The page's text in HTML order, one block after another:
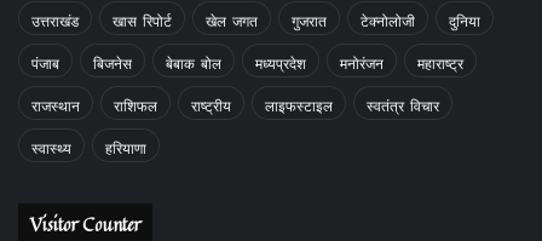
उत्तराखंड खास रिपोर्ट खेल जगत गुजरात टेक्नोलोजी दुनिया
पंजाब बिजनेस बेबाक बोल मध्यप्रदेश मनोरंजन महाराष्ट्र
राजस्थान राशिफल राष्ट्रीय लाइफस्टाइल स्वतंत्र विचार
स्वास्थ्य हरियाणा
Visitor Counter